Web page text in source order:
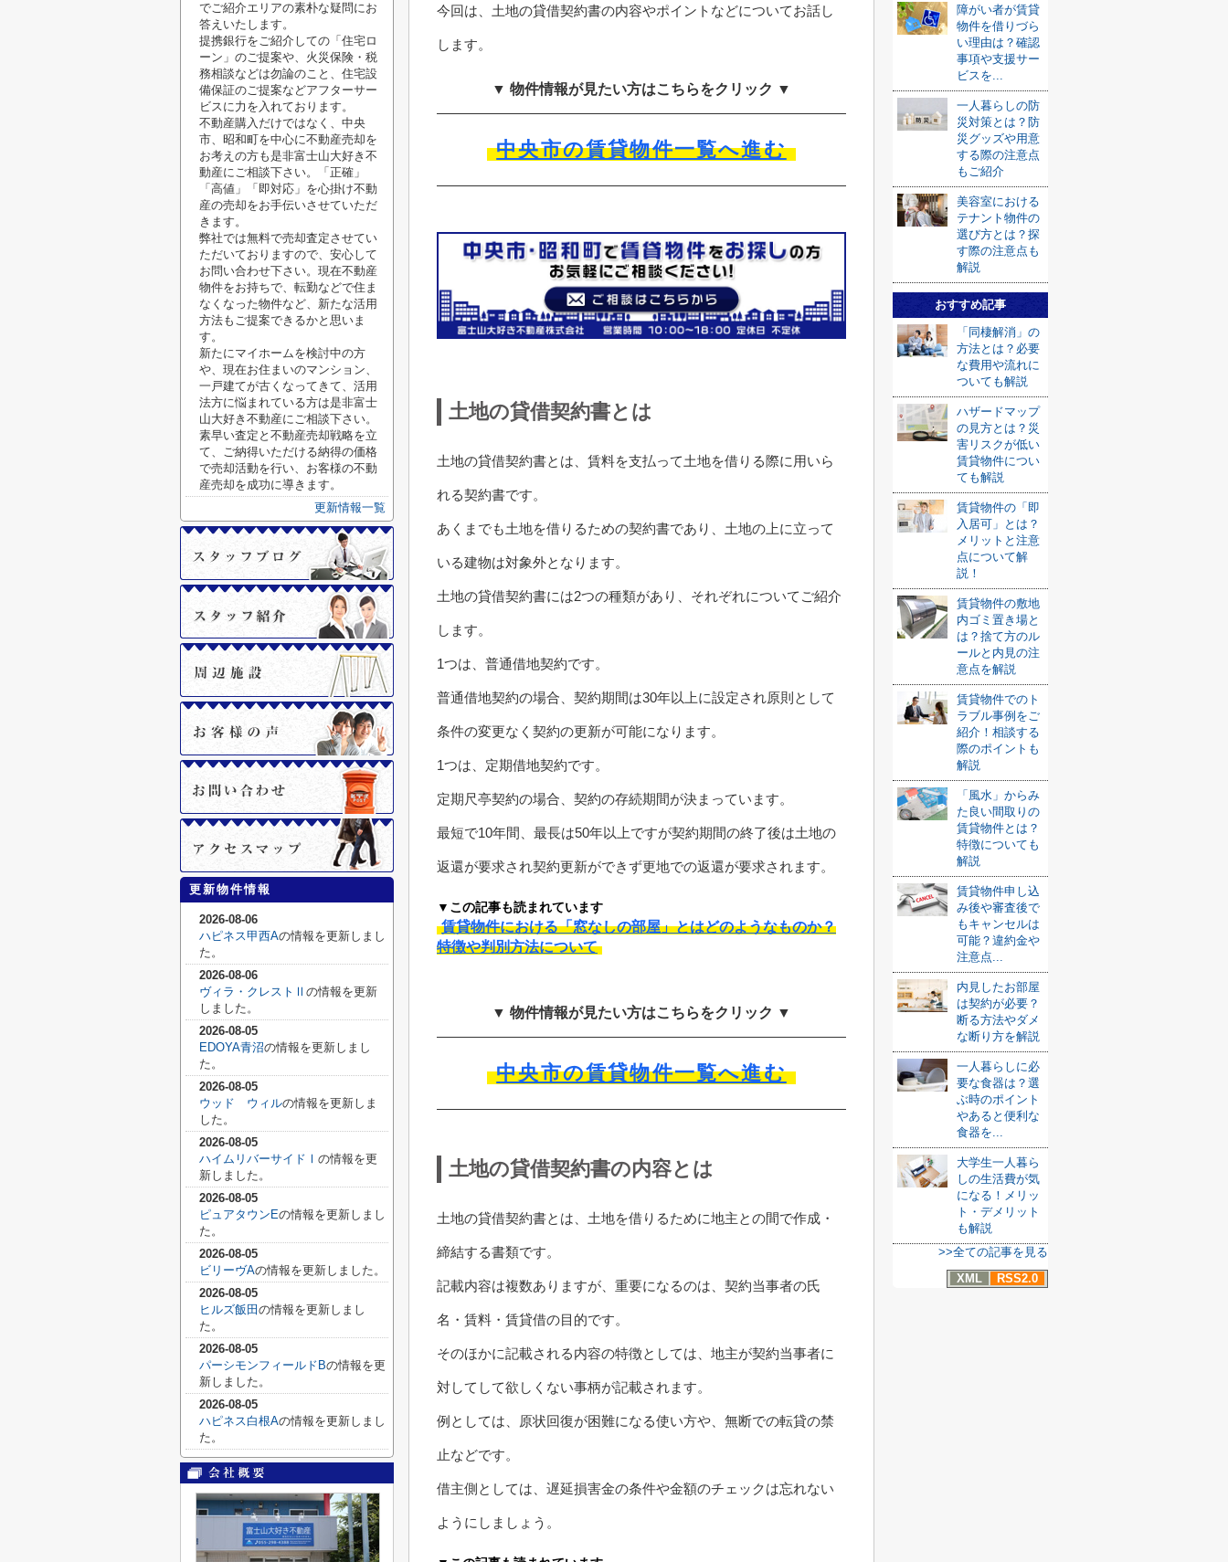
今回は、土地の貸借契約書の内容やポイントなどについてお話し
します。
▼ 物件情報が見たい方はこちらをクリック ▼
中央市の賃貸物件一覧へ進む
土地の貸借契約書とは
土地の貸借契約書とは、賃料を支払って土地を借りる際に用いら
れる契約書です。
あくまでも土地を借りるための契約書であり、土地の上に立って
いる建物は対象外となります。
土地の貸借契約書には2つの種類があり、それぞれについてご紹介
します。
1つは、普通借地契約です。
普通借地契約の場合、契約期間は30年以上に設定され原則として
条件の変更なく契約の更新が可能になります。
1つは、定期借地契約です。
定期尺亭契約の場合、契約の存続期間が決まっています。
最短で10年間、最長は50年以上ですが契約期間の終了後は土地の
返還が要求され契約更新ができず更地での返還が要求されます。
▼この記事も読まれています
賃貸物件における「窓なしの部屋」とはどのようなものか？
特徴や判別方法について
▼ 物件情報が見たい方はこちらをクリック ▼
中央市の賃貸物件一覧へ進む
土地の貸借契約書の内容とは
土地の貸借契約書とは、土地を借りるために地主との間で作成・
締結する書類です。
記載内容は複数ありますが、重要になるのは、契約当事者の氏
名・賃料・賃貸借の目的です。
そのほかに記載される内容の特徴としては、地主が契約当事者に
対してして欲しくない事柄が記載されます。
例としては、原状回復が困難になる使い方や、無断での転貸の禁
止などです。
借主側としては、遅延損害金の条件や金額のチェックは忘れない
ようにしましょう。
障がい者が賃貸
物件を借りづら
い理由は？確認
事項や支援サー
ビスを...
一人暮らしの防
災対策とは？防
災グッズや用意
する際の注意点
もご紹介
美容室における
テナント物件の
選び方とは？探
す際の注意点も
解説
おすすめ記事
「同棲解消」の
方法とは？必要
な費用や流れに
ついても解説
ハザードマップ
の見方とは？災
害リスクが低い
賃貸物件につい
ても解説
賃貸物件の「即
入居可」とは？
メリットと注意
点について解
説！
賃貸物件の敷地
内ゴミ置き場と
は？捨て方のル
ールと内見の注
意点を解説
賃貸物件でのト
ラブル事例をご
紹介！相談する
際のポイントも
解説
「風水」からみ
た良い間取りの
賃貸物件とは？
特徴についても
解説
賃貸物件申し込
み後や審査後で
もキャンセルは
可能？違約金や
注意点...
内見したお部屋
は契約が必要？
断る方法やダメ
な断り方を解説
一人暮らしに必
要な食器は？選
ぶ時のポイント
やあると便利な
食器を...
大学生一人暮ら
しの生活費が気
になる！メリッ
ト・デメリット
も解説
>>全ての記事を見る
XML
RSS2.0
でご紹介エリアの素朴な疑問にお
答えいたします。
提携銀行をご紹介しての「住宅ロ
ーン」のご提案や、火災保険・税
務相談などは勿論のこと、住宅設
備保証のご提案などアフターサー
ビスに力を入れております。
不動産購入だけではなく、中央
市、昭和町を中心に不動産売却を
お考えの方も是非富士山大好き不
動産にご相談下さい。「正確」
「高値」「即対応」を心掛け不動
産の売却をお手伝いさせていただ
きます。
弊社では無料で売却査定させてい
ただいておりますので、安心して
お問い合わせ下さい。現在不動産
物件をお持ちで、転勤などで住ま
なくなった物件など、新たな活用
方法もご提案できるかと思いま
す。
新たにマイホームを検討中の方
や、現在お住まいのマンション、
一戸建てが古くなってきて、活用
法方に悩まれている方は是非富士
山大好き不動産にご相談下さい。
素早い査定と不動産売却戦略を立
て、ご納得いただける納得の価格
で売却活動を行い、お客様の不動
産売却を成功に導きます。
更新情報一覧
更新物件情報
2026-08-06
ハピネス甲西Aの情報を更新しまし
た。
2026-08-06
ヴィラ・クレストⅡ の情報を更新
しました。
2026-08-05
EDOYA青沼の情報を更新しまし
た。
2026-08-05
ウッド ウィルの情報を更新しま
した。
2026-08-05
ハイムリバーサイドⅠ の情報を更
新しました。
2026-08-05
ピュアタウンEの情報を更新しまし
た。
2026-08-05
ビリーヴAの情報を更新しました。
2026-08-05
ヒルズ飯田 の情報を更新しまし
た。
2026-08-05
パーシモンフィールドBの情報を更
新しました。
2026-08-05
ハピネス白根Aの情報を更新しまし
た。